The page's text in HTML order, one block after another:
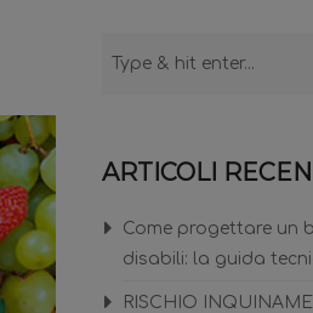
ARTICOLI
Come progettare un
disabili: la guida
RISCHIO